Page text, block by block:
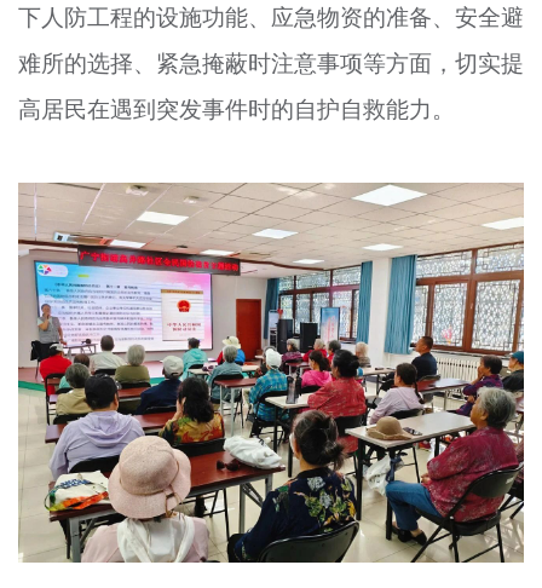
下人防工程的设施功能、应急物资的准备、安全避
难所的选择、紧急掩蔽时注意事项等方面，切实提
高居民在遇到突发事件时的自护自救能力。